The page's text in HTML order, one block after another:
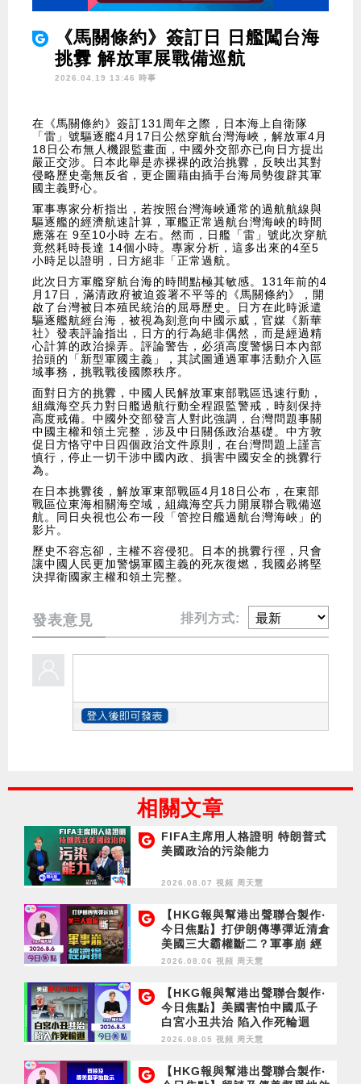
《馬關條約》簽訂日 日艦闖台海
挑釁 解放軍展戰備巡航
2026.04.19 13:46 時事
在《馬關條約》簽訂131周年之際，日本海上自衛隊
「雷」號驅逐艦4月17日公然穿航台灣海峽，解放軍4月
18日公布無人機跟監畫面，中國外交部亦已向日方提出
嚴正交涉。日本此舉是赤裸裸的政治挑釁，反映出其對
侵略歷史毫無反省，更企圖藉由插手台海局勢復辟其軍
國主義野心。
軍事專家分析指出，若按照台灣海峽通常的過航航線與
驅逐艦的經濟航速計算，軍艦正常過航台灣海峽的時間
應落在 9至10小時 左右。然而，日艦「雷」號此次穿航
竟然耗時長達 14個小時。專家分析，這多出來的4至5
小時足以證明，日方絕非「正常過航。
此次日方軍艦穿航台海的時間點極其敏感。131年前的4
月17日，滿清政府被迫簽署不平等的《馬關條約》，開
啟了台灣被日本殖民統治的屈辱歷史。日方在此時派遣
驅逐艦航經台海，被視為刻意向中國示威，官媒《新華
社》發表評論指出，日方的行為絕非偶然，而是經過精
心計算的政治操弄。評論警告，必須高度警惕日本內部
抬頭的「新型軍國主義」，其試圖通過軍事活動介入區
域事務，挑戰戰後國際秩序。
面對日方的挑釁，中國人民解放軍東部戰區迅速行動，
組織海空兵力對日艦過航行動全程跟監警戒，時刻保持
高度戒備。中國外交部發言人對此強調，台灣問題事關
中國主權和領土完整，涉及中日關係政治基礎。中方敦
促日方恪守中日四個政治文件原則，在台灣問題上謹言
慎行，停止一切干涉中國內政、損害中國安全的挑釁行
為。
在日本挑釁後，解放軍東部戰區4月18日公布，在東部
戰區位東海相關海空域，組織海空兵力開展聯合戰備巡
航。同日央視也公布一段「管控日艦過航台灣海峽」的
影片。
歷史不容忘卻，主權不容侵犯。日本的挑釁行徑，只會
讓中國人民更加警惕軍國主義的死灰復燃，我國必將堅
決捍衛國家主權和領土完整。
發表意見 排列方式:
相關文章
FIFA主席用人格證明 特朗普式
美國政治的污染能力
2026.08.07 視頻 周天慧
【HKG報與幫港出聲聯合製作‧
今日焦點】打伊朗傳導彈近清倉
美國三大霸權斷二？軍事崩 經
濟損
2026.08.06 視頻 周天慧
【HKG報與幫港出聲聯合製作‧
今日焦點】美國害怕中國瓜子
白宮小丑共治 陷入作死輪迴
2026.08.05 視頻 周天慧
【HKG報與幫港出聲聯合製作‧